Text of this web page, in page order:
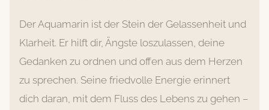
Der Aquamarin ist der Stein der Gelassenheit und
Klarheit. Er hilft dir, Ängste loszulassen, deine
Gedanken zu ordnen und offen aus dem Herzen
zu sprechen. Seine friedvolle Energie erinnert
dich daran, mit dem Fluss des Lebens zu gehen –